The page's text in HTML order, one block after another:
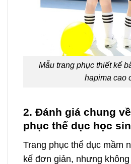
Mẫu trang phục thiết kế
hapima cao
2. Đánh giá chung
phục thể dục học
Trang phục thể dục mầm
kế đơn giản, nhưng